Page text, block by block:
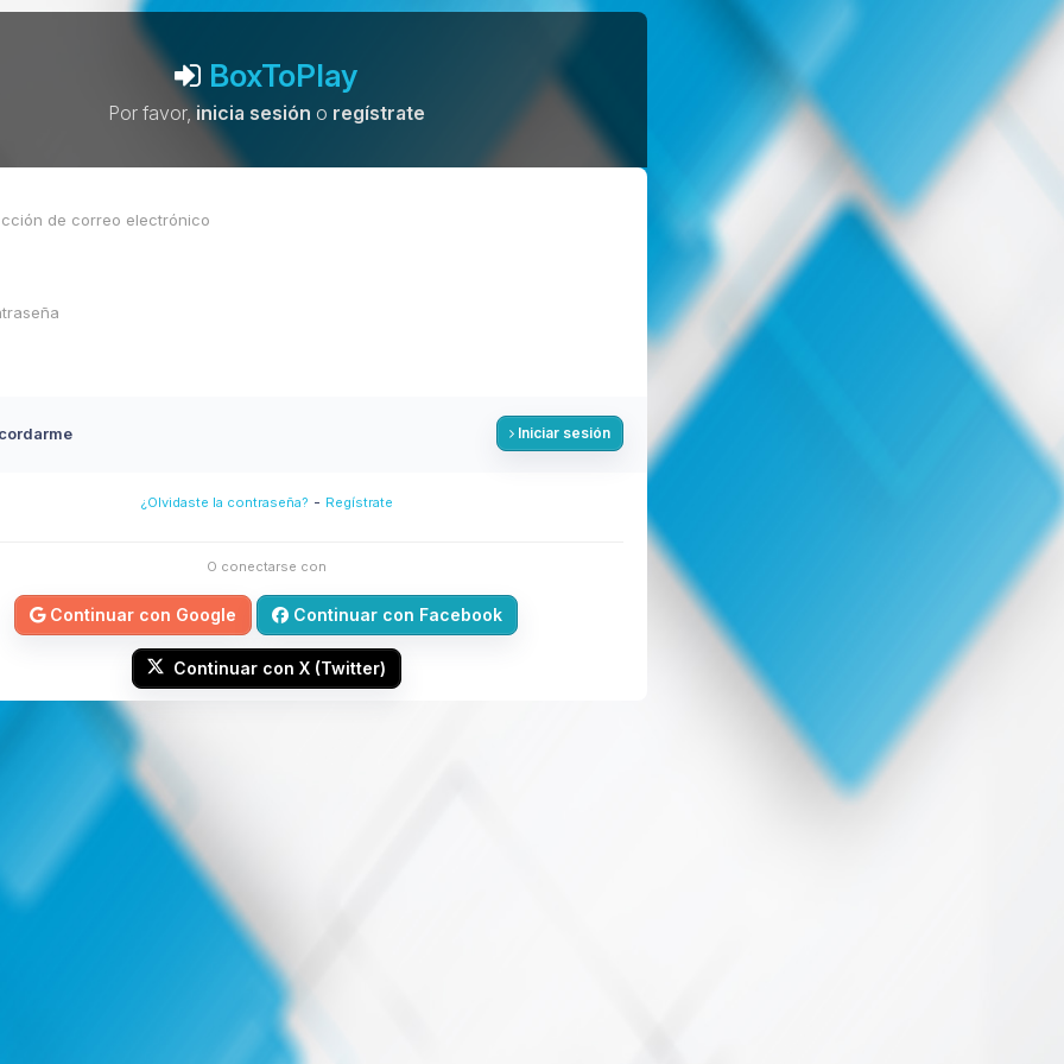
BoxToPlay
Por favor,inicia sesión o regístrate
Iniciar sesión
¿Olvidaste la contraseña? - Regístrate
O conectarse con
Continuar con Google Continuar con Facebook
Continuar con X (Twitter)